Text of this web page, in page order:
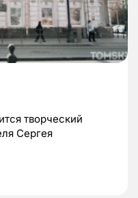
творческий
Сергея